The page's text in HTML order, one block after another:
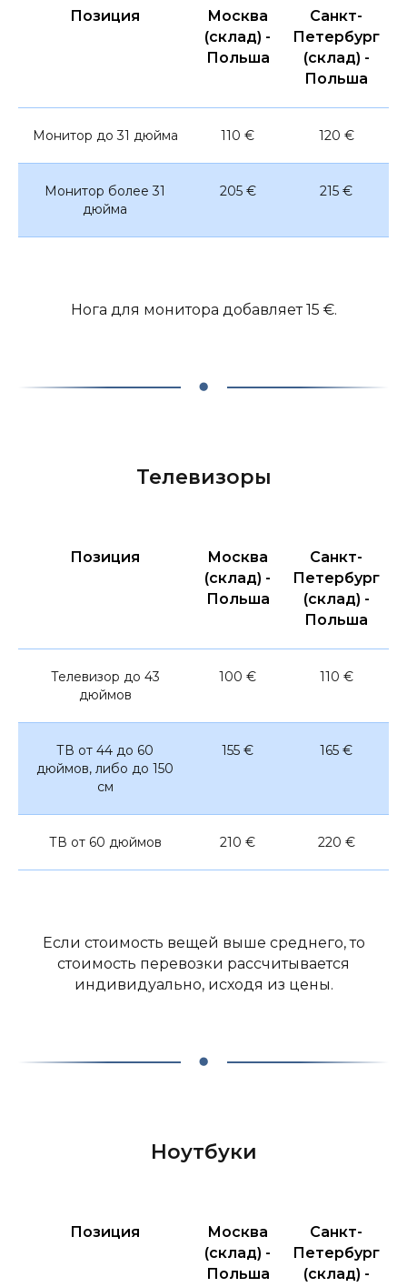
Позиция
Москва
(склад) -
Польша
Санкт-
Петербург
(склад) -
Польша
Монитор до 31 дюйма 110 € 120 €
Монитор более 31
дюйма
205 € 215 €
Нога для монитора добавляет 15 €.
Телевизоры
Позиция
Москва
(склад) -
Польша
Санкт-
Петербург
(склад) -
Польша
Телевизор до 43
дюймов
100 € 110 €
ТВ от 44 до 60
дюймов, либо до 150
см
155 € 165 €
ТВ от 60 дюймов 210 € 220 €
Если стоимость вещей выше среднего, то
стоимость перевозки рассчитывается
индивидуально, исходя из цены.
Ноутбуки
Позиция
Москва
(склад) -
Польша
Санкт-
Петербург
(склад) -